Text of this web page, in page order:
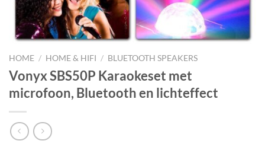
HOME / HOME & HIFI / BLUETOOTH SPEAKERS
Vonyx SBS50P Karaokeset met
microfoon, Bluetooth en lichteffect